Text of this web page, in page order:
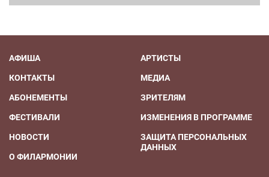
АФИША
КОНТАКТЫ
АБОНЕМЕНТЫ
ФЕСТИВАЛИ
НОВОСТИ
О ФИЛАРМОНИИ
АРТИСТЫ
МЕДИА
ЗРИТЕЛЯМ
ИЗМЕНЕНИЯ В ПРОГРАММЕ
ЗАЩИТА ПЕРСОНАЛЬНЫХ
ДАННЫХ